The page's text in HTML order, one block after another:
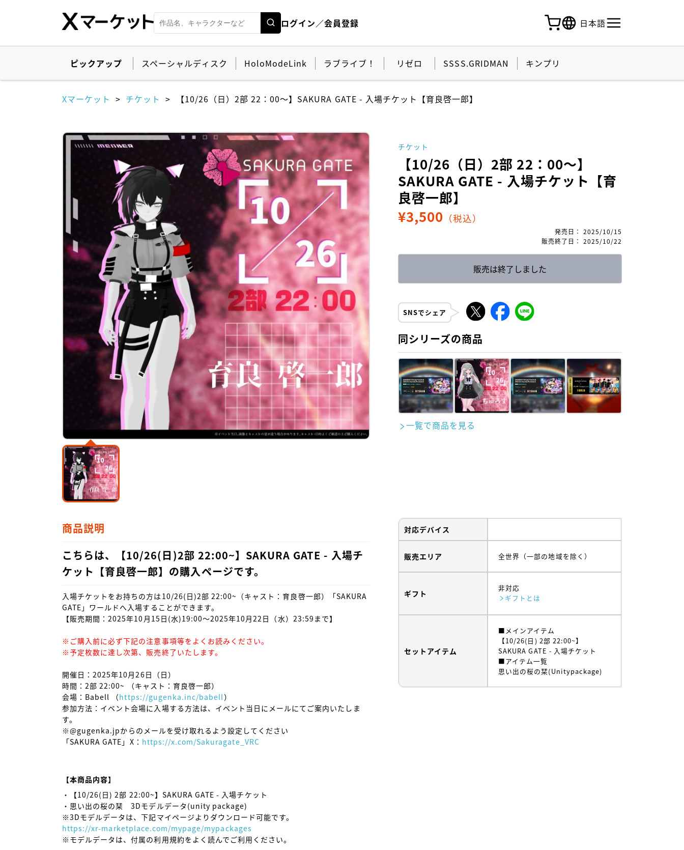
ログイン／会員登録 日本語
ピックアップ スペーシャルディスク HoloModeLink ラブライブ！ リゼロ SSSS.GRIDMAN キンプリ
Xマーケット チケット 【10/26（日）2部 22：00～】SAKURA GATE - 入場チケット【育良啓一郎】
チケット
【10/26（日）2部 22：00～】
SAKURA GATE - 入場チケット【育
良啓一郎】
¥3,500 （税込）
発売日 ： 2025/10/15
販売終了日 ： 2025/10/22
販売は終了しました
SNSでシェア
同シリーズの商品
一覧で商品を見る
商品説明
こちらは、【10/26(日)2部 22:00~】SAKURA GATE - 入場チ
ケット【育良啓一郎】の購入ページです。
入場チケットをお持ちの方は10/26(日)2部 22:00~（キャスト：育良啓一郎）「SAKURA
GATE」ワールドへ入場することができます。
【販売期間：2025年10月15日(水)19:00～2025年10月22日（水）23:59まで】
※ご購入前に必ず下記の注意事項等をよくお読みください。
※予定枚数に達し次第、販売終了いたします。
開催日：2025年10月26日（日）
時間：2部 22:00~ （キャスト：育良啓一郎）
会場：Babell （https://gugenka.inc/babell）
参加方法：イベント会場に入場する方法は、イベント当日にメールにてご案内いたしま
す。
※@gugenka.jpからのメールを受け取れるよう設定してください
「SAKURA GATE」X： https://x.com/Sakuragate_VRC
【本商品内容】
・【10/26(日) 2部 22:00~】SAKURA GATE - 入場チケット
・思い出の桜の栞　3Dモデルデータ(unity package)
https://xr-marketplace.com/mypage/mypackages
※モデルデータは、付属の利用規約をよく読んでご利用ください。
対応デバイス
販売エリア 全世界（一部の地域を除く）
ギフト
非対応
ギフトとは
セットアイテム
■メインアイテム
【10/26(日) 2部 22:00~】
SAKURA GATE - 入場チケット
■アイテム一覧
思い出の桜の栞(Unitypackage)